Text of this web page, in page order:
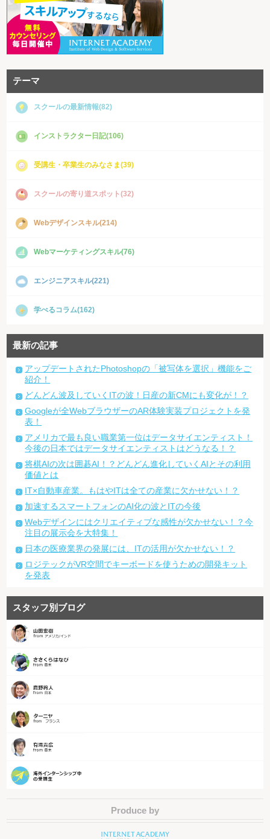
テーマ
スクールの最新情報(82)
インストラクター日記(106)
受講生・卒業生のみなさま(39)
スクールの寄り道スポット(32)
Webデザインスキル(214)
Webマーケティングスキル(76)
エンジニアスキル(221)
学べるコラム(162)
最新の記事
アップデートされたPhotoshopの「被写体を選択」機能をご
紹介！
どんどん波及していくITの波！日産の新CMにも変化が！？
Googleが全WebブラウザーのAR体験実装プロジェクトを発
表！
アメリカで最も良い職業第一位はデータサイエンティスト！
今後の日本ではデータサイエンティストはどうなる！？
将棋AIの次は囲碁AI！？どんどん進化していくAIとその利用
価値とは
IT×自動車産業。もはやITは全ての産業に欠かせない！？
加速するスマートフォンのAI化の波とITの今後
Webデザインにはクリエイティブな感性が欠かせない！？今
注目の展示会を大特集！
日本の医療業界の発展には、ITの活用が欠かせない！？
ロジテックがVR空間でキーボードを使うための開発キット
を発表
スタッフ別ブログ
Produce by